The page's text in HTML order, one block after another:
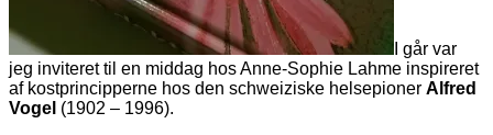
I går var
jeg inviteret til en middag hos Anne-Sophie Lahme inspireret
af kostprincipperne hos den schweiziske helsepioner Alfred
Vogel (1902 – 1996).